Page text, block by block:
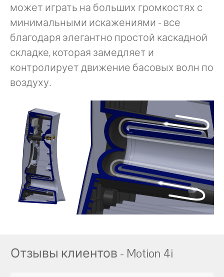
может играть на больших громкостях с
минимальными искажениями - все
благодаря элегантно простой каскадной
складке, которая замедляет и
контролирует движение басовых волн по
воздуху.
Отзывы клиентов - Motion 4i